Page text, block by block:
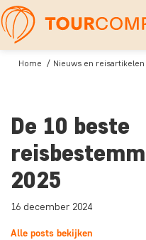
Home Nieuws en reisartikelen
De 10 beste
2025
16 december 2024
Alle posts bekijken